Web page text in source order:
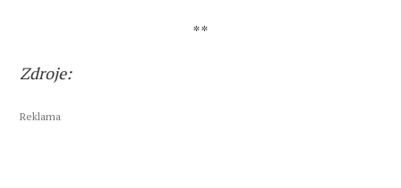
**
Zdroje:
Reklama